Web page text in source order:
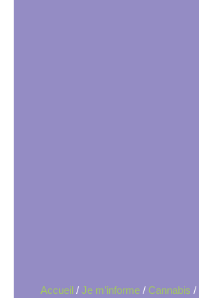
Accueil/ Je m’informe/ Cannabis /